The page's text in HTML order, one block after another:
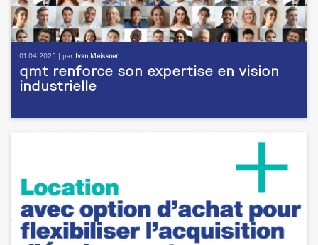
01.04.2025 | par Ivan Meissner
qmt renforce son expertise en vision
industrielle